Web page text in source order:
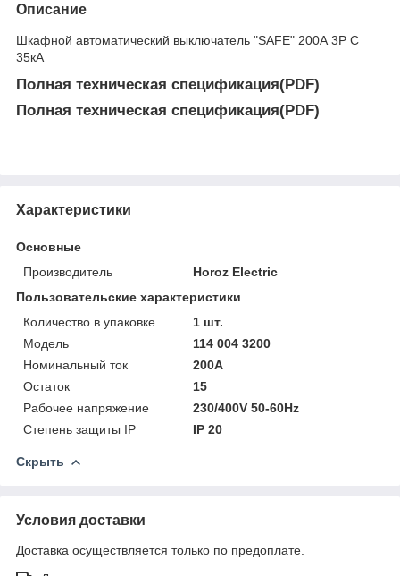
Описание
Шкафной автоматический выключатель "SAFE" 200А 3P С
35кА
Полная техническая спецификация(PDF)
Полная техническая спецификация(PDF)
Характеристики
Основные
Производитель
Horoz Electric
Пользовательские характеристики
Количество в упаковке
1 шт.
Модель
114 004 3200
Номинальный ток
200A
Остаток
15
Рабочее напряжение
230/400V 50-60Hz
Степень защиты IP
ІР 20
Скрыть
Условия доставки
Доставка осуществляется только по предоплате.